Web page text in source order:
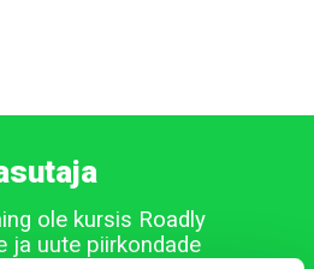
ole kursis Roadly
ja uute piirkondade